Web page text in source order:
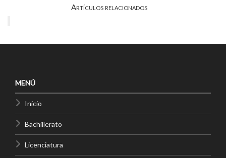
Artículos relacionados
MENÚ
Inicio
Bachillerato
Licenciatura